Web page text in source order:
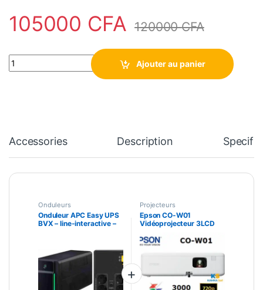
105000 CFA 120000CFA
Onduleur APC Easy UPS BVX – line-interactive – 1200VA,
Ajouter au panier
Accessories Description
Onduleurs
Onduleur APC Easy UPS
BVX – line-interactive –
Projecteurs
Epson CO-W01
Vidéoprojecteur 3LCD
HDMI USB Haut-parleur
intégré (V11HA86040)